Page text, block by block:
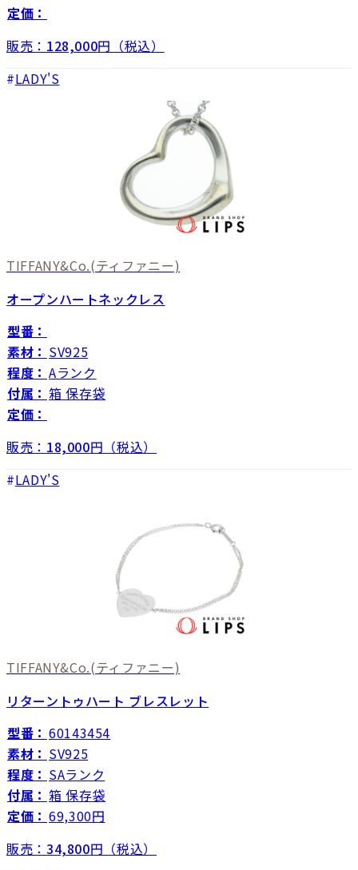
定価：
販売： 128,000円（税込）
LADY'S
TIFFANY&Co.(ティファニー)
オープンハートネックレス
型番：
素材： SV925
程度： Aランク
付属： 箱 保存袋
定価：
販売： 18,000円（税込）
LADY'S
TIFFANY&Co.(ティファニー)
リターントゥハート ブレスレット
型番： 60143454
素材： SV925
程度： SAランク
付属： 箱 保存袋
定価： 69,300円
販売： 34,800円（税込）